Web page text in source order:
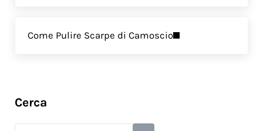
Come Pulire Scarpe di Camoscio
Sidebar
Cerca